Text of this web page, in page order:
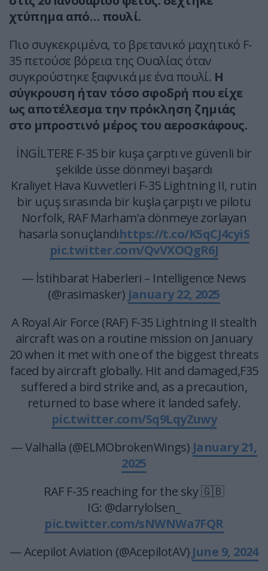
χτύπημα από… πουλί.
Πιο συγκεκριμένα, το βρετανικό μαχητικό F-
35 πετούσε βόρεια της Ουαλίας όταν
συγκρούστηκε ξαφνικά με ένα πουλί. Η
σύγκρουση ήταν τόσο σφοδρή που είχε
ως αποτέλεσμα την πρόκληση ζημιάς
στο μπροστινό μέρος του αεροσκάφους.
İNGİLTERE F-35 bir kuşa çarptı ve güvenli bir
şekilde üsse dönmeyi başardı
Kraliyet Hava Kuvvetleri F-35 Lightning II, rutin
bir uçuş sırasında bir kuşla çarpıştı ve pilotu
Norfolk, RAF Marham'a dönmeye zorlayan
hasarla sonuçlandıhttps://t.co/K5qCJ4cyiS
pic.twitter.com/QvVXOQgR6J
— İstihbarat Haberleri – Intelligence News
(@rasimasker) January 22, 2025
A Royal Air Force (RAF) F-35 Lightning II stealth
aircraft was on a routine mission on January
20 when it met with one of the biggest threats
faced by aircraft globally. Hit and damaged,F35
suffered a bird strike and, as a precaution,
returned to base where it landed safely.
pic.twitter.com/Sq9LqyZuwy
— Valhalla (@ELMObrokenWings) January 21,
2025
RAF F-35 reaching for the sky 🇬🇧
IG: @darrylolsen_
pic.twitter.com/sNWNWa7FQR
— Acepilot Aviation (@AcepilotAV) June 9, 2024